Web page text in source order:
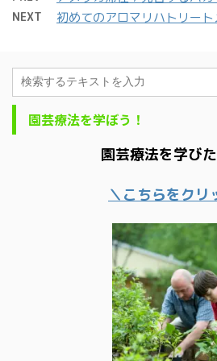
NEXT 初めてのアロマリハトリー
園芸療法を学ぼう！
園芸療法を学び
＼こちらをクリ